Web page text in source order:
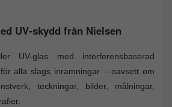
UV-skydd från Nielsen
UV-glas med interferensbaserad
alla slags inramningar – oavsett om
teckningar, bilder, målningar,